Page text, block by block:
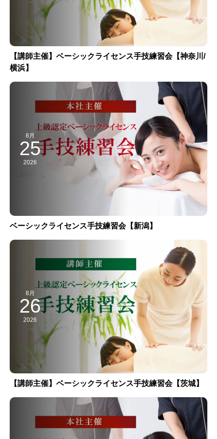
【講師主催】ベーシックライセンス手技練習会【神奈川/
横浜】
8月
25
2026
ベーシックライセンス手技練習会【新潟】
8月
26
2026
【講師主催】ベーシックライセンス手技練習会【茨城】